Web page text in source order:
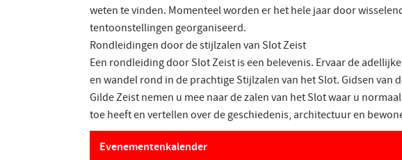
weten te vinden. Momenteel worden er het hele jaar door
tentoonstellingen georganiseerd.
Rondleidingen door de stijlzalen van Slot Zeist
Een rondleiding door Slot Zeist is een belevenis. Ervaar de
en wandel rond in de prachtige Stijlzalen van het Slot. Gidsen van
Gilde Zeist nemen u mee naar de zalen van het Slot waar u
toe heeft en vertellen over de geschiedenis, architectuur en
Evenementenkalender